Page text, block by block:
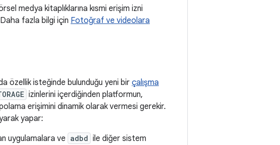
medya kitaplıklarına kısmi erişim izni
fazla bilgi için Fotoğraf ve videolara
özellik isteğinde bulunduğu yeni bir çalışma
izinlerini içerdiğinden platformun,
erişimini dinamik olarak vermesi gerekir.
yapar:
uygulamalara ve adbd ile diğer sistem